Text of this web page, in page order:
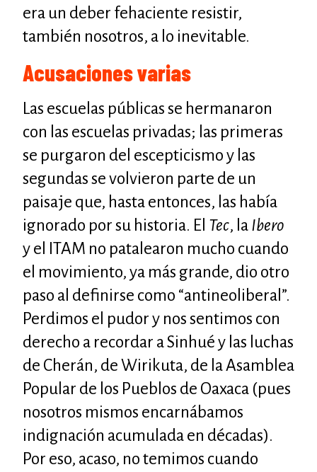
era un deber fehaciente resistir,
también nosotros, a lo inevitable.
Acusaciones varias
Las escuelas públicas se hermanaron
con las escuelas privadas; las primeras
se purgaron del escepticismo y las
segundas se volvieron parte de un
paisaje que, hasta entonces, las había
ignorado por su historia. El Tec, la Ibero
y el
ITAM no patalearon mucho cuando
el movimiento, ya más grande, dio otro
paso al definirse como “antineoliberal”.
Perdimos el pudor y nos sentimos con
derecho a recordar a Sinhué y las luchas
de Cherán, de Wirikuta, de la Asamblea
Popular de los Pueblos de Oaxaca (pues
nosotros mismos encarnábamos
indignación acumulada en décadas).
Por eso, acaso, no temimos cuando